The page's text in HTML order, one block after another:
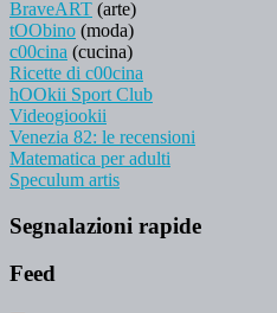
BraveART (arte)
tOObino (moda)
c00cina (cucina)
Ricette di c00cina
hOOkii Sport Club
Videogiookii
Venezia 82: le recensioni
Matematica per adulti
Speculum artis
Segnalazioni rapide
Feed